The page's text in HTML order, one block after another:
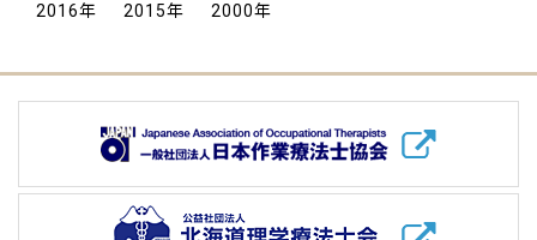
2016年 2015年 2000年